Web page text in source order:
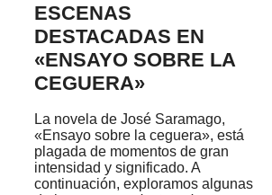
ESCENAS
DESTACADAS EN
«ENSAYO SOBRE LA
CEGUERA»
La novela de José Saramago,
«Ensayo sobre la ceguera», está
plagada de momentos de gran
intensidad y significado. A
continuación, exploramos algunas